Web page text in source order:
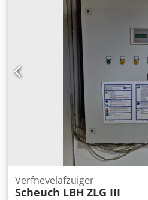
ventilatorvermogen: 1,5 kW -
elektrische specificaties: 400V-
(vierkant): 540x540 mm -
filters - geluidsniveau: ca. 78 dB
2500x850x2200 mm - gewicht:
PLN Netto prijs: 3.350 EUR op
EUR (Prijzen kunnen wijzigen bij
wisselkoersschommelingen)
Verfnevelafzuiger
Scheuch LBH ZLG III